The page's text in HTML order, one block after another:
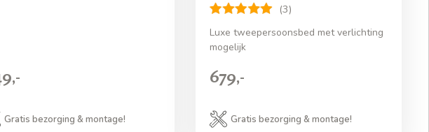
Gratis bezorging & montage!
(3)
Luxe tweepersoonsbed met verlichting
mogelijk
679,-
Gratis bezorging & montage!